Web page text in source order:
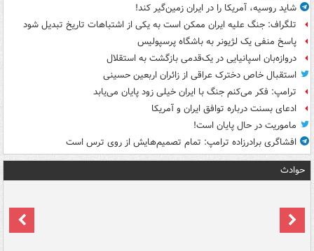
شاید روسیه، آمریکا را در ایران زمین‌گیر کند!
تلگراف: جنگ علیه ایران ممکن است به یکی از اشتباهات تاریخ تبدیل شود
پاسخ منفی یک لژیونر به باشگاه پرسپولیس
دروازه‌بان اسپانیایی در یک‌قدمی بازگشت به استقلال
استقبال خاص دخترک عراقی از زائران اربعین حسینی
ترامپ: فکر می‌کنم جنگ با ایران خیلی زود پایان می‌یابد
ادعای بسنت درباره توافق ایران و آمریکا
ماموریت در حال پایان است!
افشاگری برادرزاده ترامپ: تمام تصمیم‌هایش از روی ترس است
حوادث